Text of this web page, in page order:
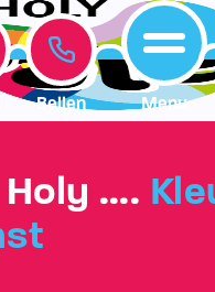
vrije dagen
Bellen Menu
….